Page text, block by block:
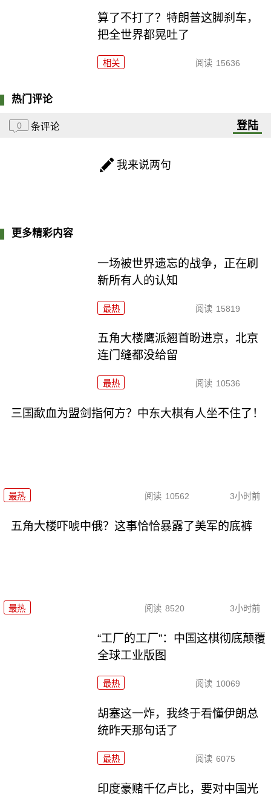
算了不打了？特朗普这脚刹车，
把全世界都晃吐了
相关 阅读 15636
热门评论
0 条评论 登陆
我来说两句
更多精彩内容
一场被世界遗忘的战争，正在刷
新所有人的认知
最热 阅读 15819
五角大楼鹰派翘首盼进京，北京
连门缝都没给留
最热 阅读 10536
三国歃血为盟剑指何方？中东大棋有人坐不住了！
最热 阅读 10562 3小时前
五角大楼吓唬中俄？这事恰恰暴露了美军的底裤
最热 阅读 8520 3小时前
“工厂的工厂”：中国这棋彻底颠覆
全球工业版图
最热 阅读 10069
胡塞这一炸，我终于看懂伊朗总
统昨天那句话了
最热 阅读 6075
印度豪赌千亿卢比，要对中国光